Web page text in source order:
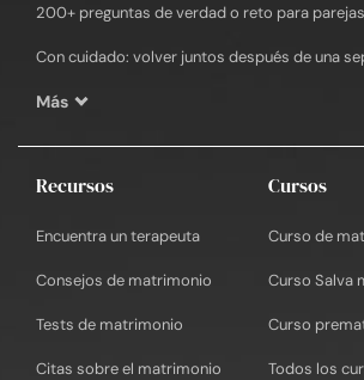
200+ preguntas de verdad o reto para parejas
Con cuidado: volver juntos después de una
Más
Recursos
Encuentra un terapeuta
Consejos de matrimonio
Tests de matrimonio
Citas sobre el matrimonio
Cursos
Curso de
Curso Salva
Curso
Todos los